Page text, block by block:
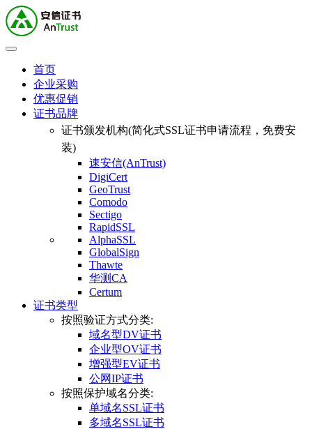
首页
企业采购
优惠促销
证书品牌
证书颁发机构(简化式SSL证书申请流程，免费安
装)
速安信(AnTrust)
DigiCert
GeoTrust
Comodo
Sectigo
RapidSSL
AlphaSSL
GlobalSign
Thawte
华测CA
Certum
证书类型
按照验证方式分类:
域名型DV证书
企业型OV证书
增强型EV证书
公网IP证书
按照保护域名分类:
单域名SSL证书
多域名SSL证书